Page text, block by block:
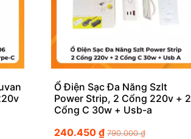
Ổ Điện Sạc Đa Năng Szlt
Power Strip, 2 Cổng 220v + 2
Cổng C 30w + Usb-a
240.450₫ 790.000₫